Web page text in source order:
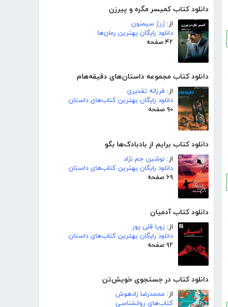
دانلود کتاب کمیسر مگره و پیرزن
از:ژرژ سیمنون
دانلود رایگان بهترین رمان‌ها
۴۲ صفحه
دانلود کتاب مجموعه داستان‌های دقیقه‌هام
از: فرزانه تقدیری
دانلود رایگان بهترین کتاب‌های داستان
۹۰ صفحه
دانلود کتاب برایم از بادبادک‌ها بگو
از: نوشین جم نژاد
دانلود رایگان بهترین کتاب‌های داستان
۶۹ صفحه
دانلود کتاب آدمیان
از: زویا قلی پور
دانلود رایگان بهترین کتاب‌های داستان
۹۲ صفحه
دانلود کتاب در جستجوی خویش‌تن
از: محمدرضا زادهوش
کتاب‌های روانشناسی